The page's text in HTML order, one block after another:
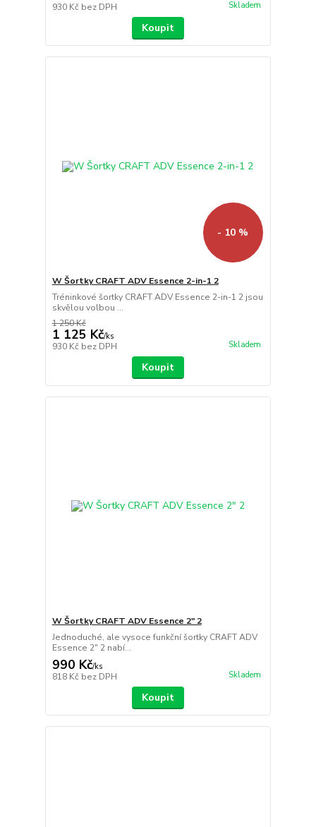
930 Kč bez DPH Skladem
Koupit
- 10 %
W Šortky CRAFT ADV Essence 2-in-1 2
Tréninkové šortky CRAFT ADV Essence 2-in-1 2 jsou
skvělou volbou ...
1 250 Kč
1 125 Kč/ks
930 Kč bez DPH Skladem
Koupit
W Šortky CRAFT ADV Essence 2" 2
Jednoduché, ale vysoce funkční šortky CRAFT ADV
Essence 2" 2 nabí...
990 Kč/ks
818 Kč bez DPH Skladem
Koupit